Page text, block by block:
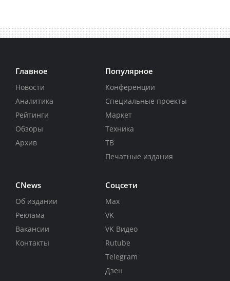
Главное
Новости
Аналитика
Рейтинги
Обзоры
Архив
Популярное
Конференции
Специальные проекты
Маркет
Техника
ТВ
Печатные издания
CNews
Об издании
Реклама
Вакансии
Контакты
Соцсети
Max
VK
VK Видео
Rutube
Telegram
Дзен